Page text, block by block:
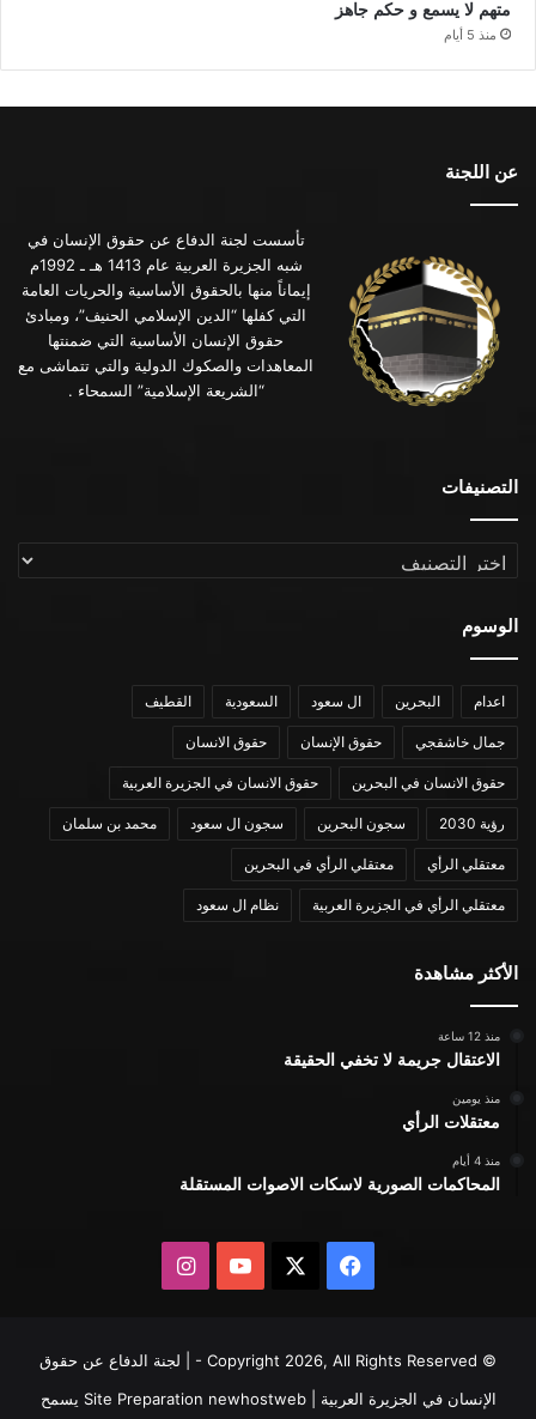
متهم لا يسمع و حكم جاهز
منذ 5 أيام
عن اللجنة
تأسست لجنة الدفاع عن حقوق الإنسان في
شبه الجزيرة العربية عام 1413 هـ ـ 1992م
إيماناً منها بالحقوق الأساسية والحريات العامة
التي كفلها “الدين الإسلامي الحنيف”، ومبادئ
حقوق الإنسان الأساسية التي ضمنتها
المعاهدات والصكوك الدولية والتي تتماشى مع
“الشريعة الإسلامية” السمحاء .
التصنيفات
التصنيفات
الوسوم
اعدام البحرين ال سعود السعودية القطيف
جمال خاشقجي حقوق الإنسان حقوق الانسان
حقوق الانسان في البحرين حقوق الانسان في الجزيرة العربية
رؤية 2030 سجون البحرين سجون ال سعود محمد بن سلمان
معتقلي الرأي معتقلي الرأي في البحرين
معتقلي الرأي في الجزيرة العربية نظام ال سعود
الأكثر مشاهدة
منذ 12 ساعة
الاعتقال جريمة لا تخفي الحقيقة
منذ يومين
معتقلات الرأي
منذ 4 أيام
المحاكمات الصورية لاسكات الاصوات المستقلة
فيسبوك يوتيوبانستقرام
© Copyright 2026, All Rights Reserved - | لجنة الدفاع عن حقوق
الإنسان في الجزيرة العربية | Site Preparationnewhostweb يسمح